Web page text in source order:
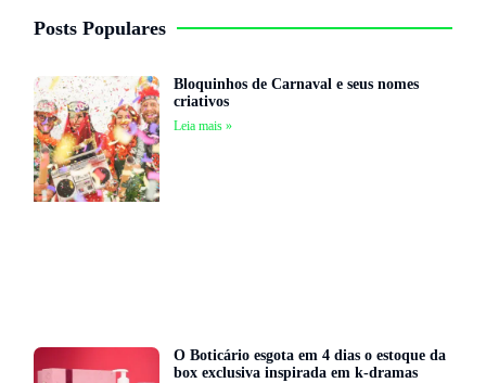
Posts Populares
Bloquinhos de Carnaval e seus nomes
criativos
Leia mais »
O Boticário esgota em 4 dias o estoque da
box exclusiva inspirada em k-dramas